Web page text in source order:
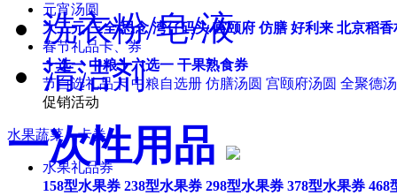
元宵汤圆
大三元 三全 思念 湾仔码头 宫颐府 仿膳 好利来 北京稻香
春节礼品卡、券
十选一 中粮十六选一 干果熟食券
节自选礼品卡 中粮自选册 仿膳汤圆 宫颐府汤圆 全聚德
促销活动
水果蔬菜、卡券
水果礼品券
158型水果券 238型水果券 298型水果券 378型水果券 468
洗衣粉/皂/液
清洁剂
一次性用品